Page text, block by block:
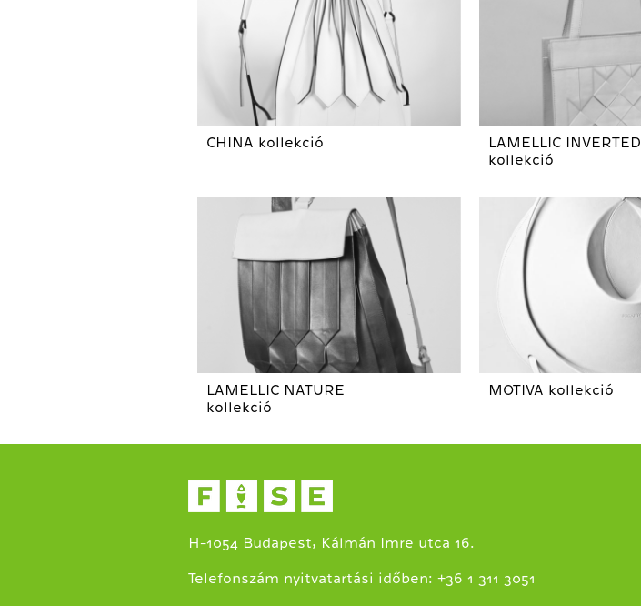
CHINA kollekció
LAMELLIC INVERTED
kollekció
LAMELLIC NATURE
kollekció
MOTIVA kollekció
H-1054 Budapest, Kálmán Imre utca 16.
Telefonszám nyitvatartási időben: +36 1 311 3051